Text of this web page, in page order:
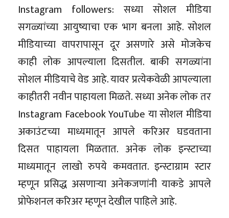
Instagram followers: सध्या सोशल मीडिया
सगळ्यांच्या आयुष्याचा एक भाग बनला आहे. सोशल
मीडियाच्या वापरापासून दूर असणारे असे मोजकेच
काही लोक आपल्याला दिसतील. बाकी सगळ्यांना
सोशल मीडियाचे वेड आहे. यावर प्रत्येकवेळी आपल्याला
काहीतरी नवीन पाहायला मिळते. सध्या अनेक लोक तर
Instagram Facebook YouTube या सोशल मीडिया
अकाउंटच्या माध्यमातून आपले करिअर घडवताना
दिसत पाहायला मिळतात. अनेक लोक इन्स्टाच्या
माध्यमातून लाखो रुपये कमवतात. इन्स्टाग्राम स्टार
म्हणून प्रसिद्ध असणाऱ्या अनेकजणांनी याकडे आपले
प्रोफेशनल करिअर म्हणून देखील पाहिले आहे.